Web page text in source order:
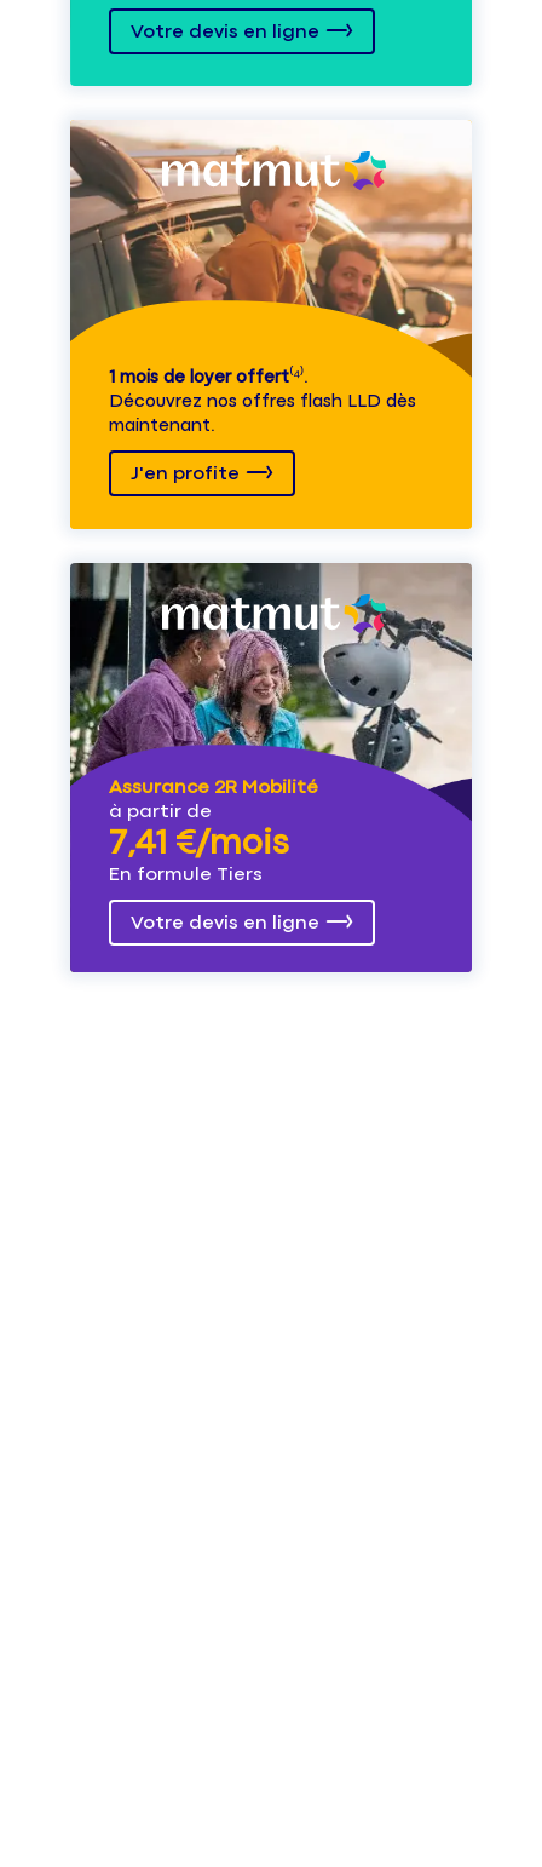
Votre devis en ligne
1 mois de loyer offert⁽⁴⁾.
Découvrez nos offres flash LLD dès
maintenant.
J'en profite
Assurance 2R Mobilité
à partir de
7,41 €/mois
En formule Tiers
Votre devis en ligne